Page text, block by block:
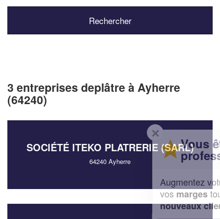
3 entreprises deplâtre à Ayherre
(64240)
SOCIÉTÉ ITEKO PLATRERIE (SARL)
64240 Ayherre
Vous êtes un
professionnel ?
chiffre d'affaireset
vos
tout en gagnant de
nouveaux clients!